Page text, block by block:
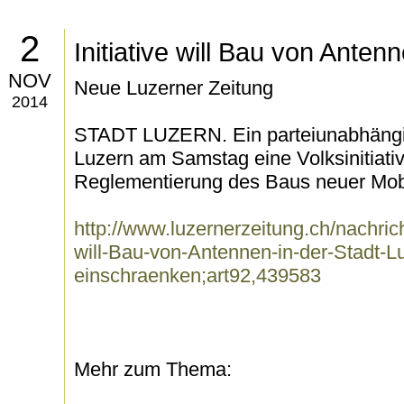
2
NOV
2014
Initiative will Bau von
Neue Luzerner Zeitung
STADT LUZERN. Ein
Luzern am Samstag eine
Reglementierung des Baus neuer
http://www.luzernerzeitung.ch/
will-Bau-von-Antennen-in-der-Stadt-
einschraenken;art92,439583
Mehr zum Thema: